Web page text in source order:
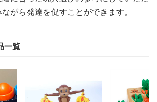
がら発達を促すことができます。
一覧